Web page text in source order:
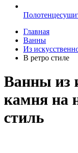
Главная
Ванны
Из
В ретро стиле
Ванны из
камня на
стиль